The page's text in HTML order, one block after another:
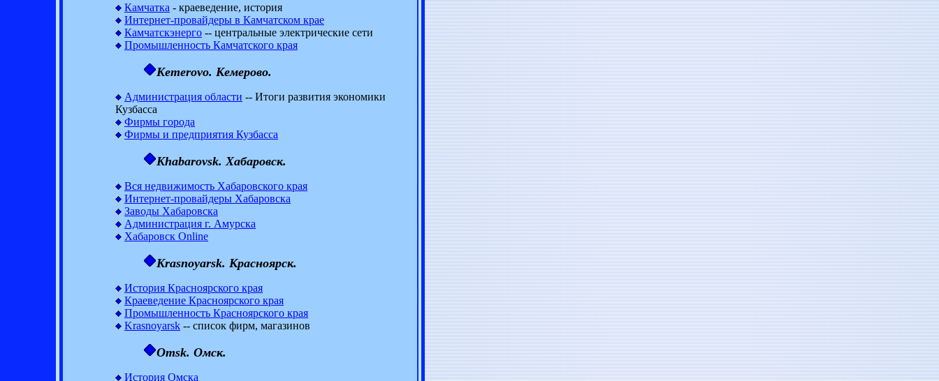
Камчатка - краеведение, история
Интернет-провайдеры в Камчатском крае
Камчатскэнерго -- центральные электрические сети
Промышленность Камчатского края
Kemerovo. Кемерово.
Администрация области -- Итоги развития экономики
Кузбасса
Фирмы города
Фирмы и предприятия Кузбасса
Khabarovsk. Хабаровск.
Вся недвижимость Хабаровского края
Интернет-провайдеры Хабаровска
Заводы Хабаровска
Администрация г. Амурска
Хабаровск Online
Krasnoyarsk. Красноярск.
История Красноярского края
Краеведение Красноярского края
Промышленность Красноярского края
Krasnoyarsk -- список фирм, магазинов
Omsk. Омск.
История Омска